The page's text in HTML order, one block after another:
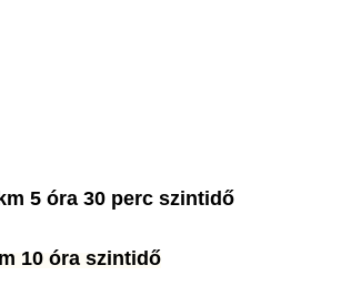
5 óra 30 perc szintidő
10 óra szintidő